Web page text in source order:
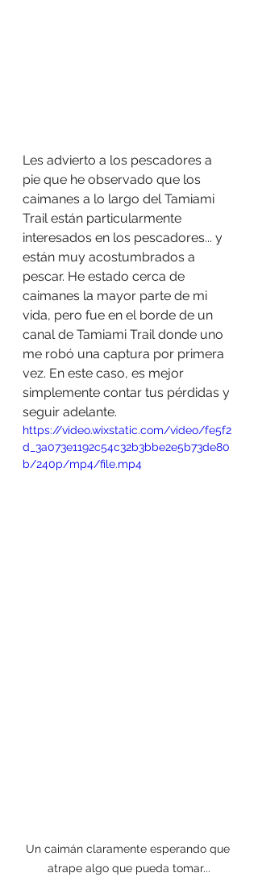
Les advierto a los pescadores a
pie que he observado que los
caimanes a lo largo del Tamiami
Trail están particularmente
interesados en los pescadores... y
están muy acostumbrados a
pescar. He estado cerca de
caimanes la mayor parte de mi
vida, pero fue en el borde de un
canal de Tamiami Trail donde uno
me robó una captura por primera
vez. En este caso, es mejor
simplemente contar tus pérdidas y
seguir adelante.
https://video.wixstatic.com/video/fe5f2
d_3a073e1192c54c32b3bbe2e5b73de80
b/240p/mp4/file.mp4
Un caimán claramente esperando que
atrape algo que pueda tomar...